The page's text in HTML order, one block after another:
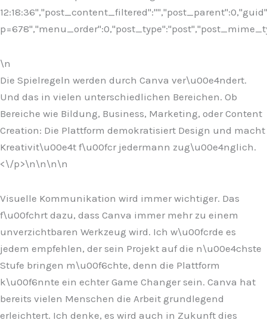
\n
Die Spielregeln werden durch Canva ver\u00e4ndert.
Und das in vielen unterschiedlichen Bereichen. Ob
Bereiche wie Bildung, Business, Marketing, oder Content
Creation: Die Plattform demokratisiert Design und macht
Kreativit\u00e4t f\u00fcr jedermann zug\u00e4nglich.
<\/p>\n\n\n\n
Visuelle Kommunikation wird immer wichtiger. Das
f\u00fchrt dazu, dass Canva immer mehr zu einem
unverzichtbaren Werkzeug wird. Ich w\u00fcrde es
jedem empfehlen, der sein Projekt auf die n\u00e4chste
Stufe bringen m\u00f6chte, denn die Plattform
k\u00f6nnte ein echter Game Changer sein. Canva hat
bereits vielen Menschen die Arbeit grundlegend
erleichtert. Ich denke, es wird auch in Zukunft dies